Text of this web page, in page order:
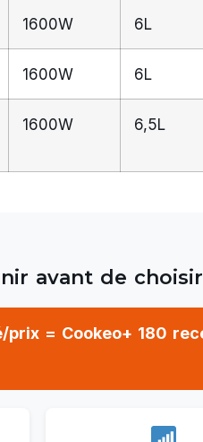
1600W 6L
1600W 6L
1600W 6,5L
avant de choisir
= Cookeo+ 180